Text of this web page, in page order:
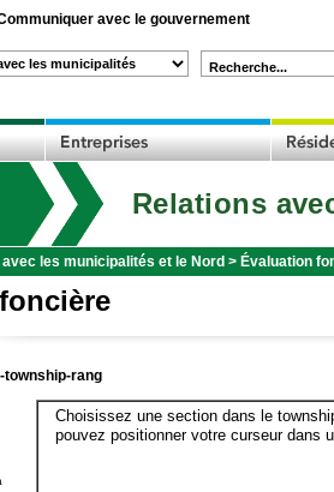
avec le gouvernement
Recherche...
Relations
avec les municipalités et le Nord > Évaluation
township-rang
Choisissez une section dans le
pouvez positionner votre curseur dans